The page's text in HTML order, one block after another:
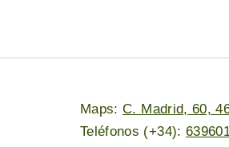
Maps:C. Madrid, 60,
Teléfonos (+34):